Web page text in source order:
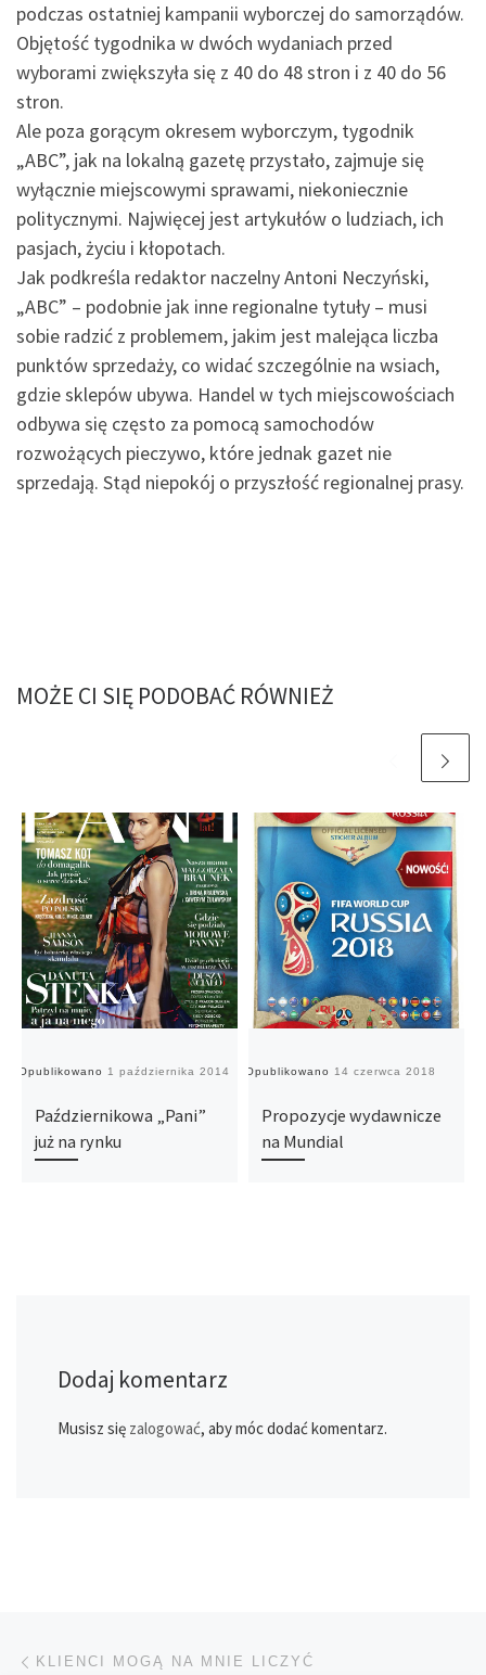
podczas ostatniej kampanii wyborczej do samorządów.
Objętość tygodnika w dwóch wydaniach przed
wyborami zwiększyła się z 40 do 48 stron i z 40 do 56
stron.
Ale poza gorącym okresem wyborczym, tygodnik
„ABC”, jak na lokalną gazetę przystało, zajmuje się
wyłącznie miejscowymi sprawami, niekoniecznie
politycznymi. Najwięcej jest artykułów o ludziach, ich
pasjach, życiu i kłopotach.
Jak podkreśla redaktor naczelny Antoni Neczyński,
„ABC” – podobnie jak inne regionalne tytuły – musi
sobie radzić z problemem, jakim jest malejąca liczba
punktów sprzedaży, co widać szczególnie na wsiach,
gdzie sklepów ubywa. Handel w tych miejscowościach
odbywa się często za pomocą samochodów
rozwożących pieczywo, które jednak gazet nie
sprzedają. Stąd niepokój o przyszłość regionalnej prasy.
MOŻE CI SIĘ PODOBAĆ RÓWNIEŻ
Opublikowano 1 października 2014
Październikowa „Pani”
już na rynku
Opublikowano 14 czerwca 2018
Propozycje wydawnicze
na Mundial
Dodaj komentarz
Musisz się zalogować, aby móc dodać komentarz.
Przeglądanie Wpisów
KLIENCI MOGĄ NA MNIE LICZYĆ